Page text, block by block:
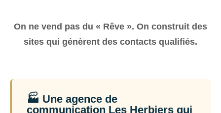
On ne vend pas du « Rêve ». On construit des
sites qui génèrent des contacts qualifiés.
🏭 Une agence de
communication Les Herbiers qui